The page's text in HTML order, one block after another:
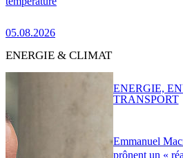
05.08.2026
ENERGIE & CLIMAT
Emmanuel
prônent un «
ENERGIE,
TRANSPORT